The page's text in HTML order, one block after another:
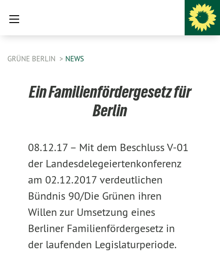
GRÜNE BERLIN NEWS
Ein Familienfördergesetz für
Berlin
08.12.17 – Mit dem Beschluss V-01
der Landesdelegeiertenkonferenz
am 02.12.2017 verdeutlichen
Bündnis 90/Die Grünen ihren
Willen zur Umsetzung eines
Berliner Familienfördergesetz in
der laufenden Legislaturperiode.